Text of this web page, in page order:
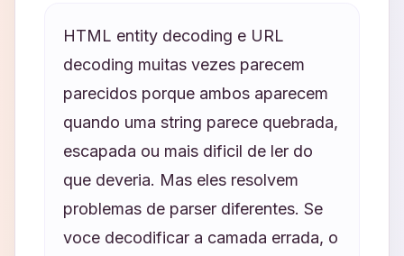
HTML entity decoding e URL
decoding muitas vezes parecem
parecidos porque ambos aparecem
quando uma string parece quebrada,
escapada ou mais dificil de ler do
que deveria. Mas eles resolvem
problemas de parser diferentes. Se
voce decodificar a camada errada, o